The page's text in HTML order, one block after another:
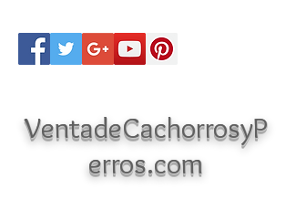
VentadeCachorrosyP
erros.com